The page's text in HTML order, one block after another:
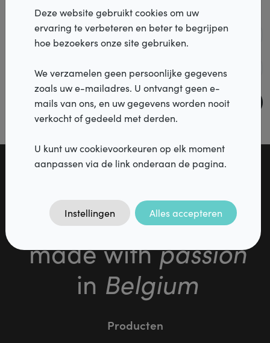
Producten
Inspiratie
Services
FAQ
Contact
E-mail:*
Telefoon:
Aanvraag indienen
Sunprotection
made withpassion
in Belgium
Producten
Deze website gebruikt cookies om uw
ervaring te verbeteren en beter te begrijpen
hoe bezoekers onze site gebruiken.
We verzamelen geen persoonlijke gegevens
zoals uw e-mailadres. U ontvangt geen e-
mails van ons, en uw gegevens worden nooit
verkocht of gedeeld met derden.
U kunt uw cookievoorkeuren op elk moment
aanpassen via de link onderaan de pagina.
Instellingen Alles accepteren